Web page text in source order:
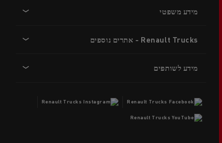
menu
מידע משפטי
Renault Trucks - אתרים נוספים
מידע לשותפים